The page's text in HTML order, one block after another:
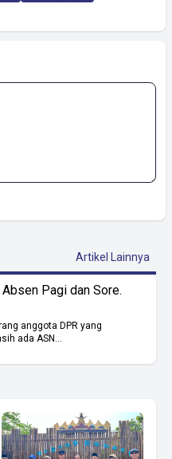
Artikel Lainnya
Pagi dan Sore.
anggota DPR yang
ada ASN...